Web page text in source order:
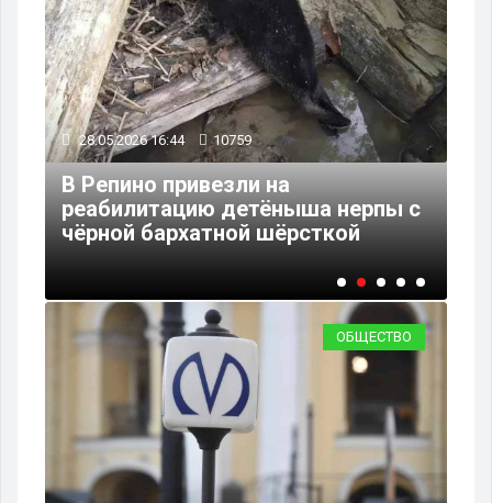
28.05.2026 16:44 10759
В Репино привезли на
реабилитацию детёныша нерпы с
чёрной бархатной шёрсткой
ОБЩЕСТВО